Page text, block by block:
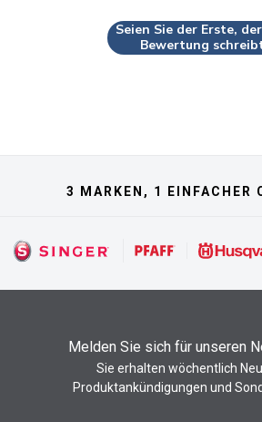
Seien Sie der Erste,
Bewertung
3 MARKEN, 1 EINFACHER
Melden Sie sich für unseren
Sie erhalten wöchentlich
Produktankündigungen und